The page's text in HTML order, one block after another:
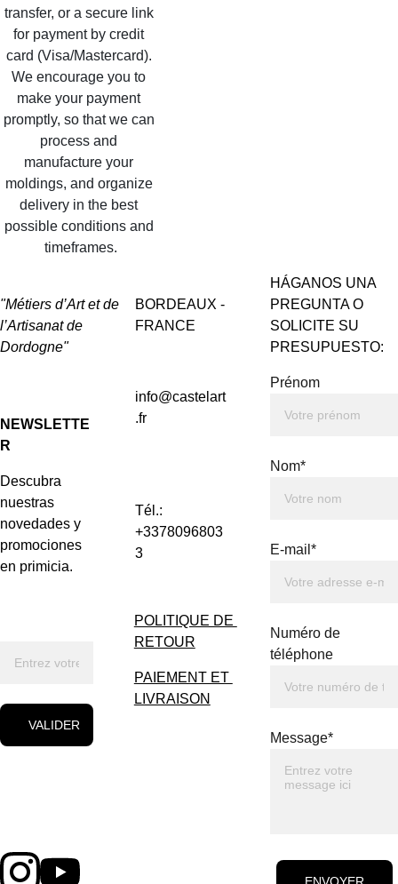
transfer, or a secure link
for payment by credit
card (Visa/Mastercard).
We encourage you to
make your payment
promptly, so that we can
process and
manufacture your
moldings, and organize
delivery in the best
possible conditions and
timeframes.
NEWSLETTE
R
Descubra
nuestras
novedades y
promociones
en primicia.
VALIDER
POLITIQUE DE
RETOUR
PAIEMENT ET
LIVRAISON
info@castelart
.fr
Prénom
Nom*
E-mail*
Numéro de
téléphone
Message*
Tél.:
+3378096803
3
HÁGANOS UNA
PREGUNTA O
SOLICITE SU
PRESUPUESTO:
"Métiers d’Art et de
l’Artisanat de
Dordogne"
BORDEAUX -
FRANCE